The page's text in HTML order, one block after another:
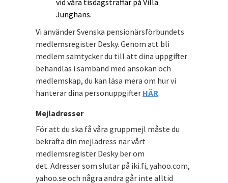
Junghans.
Vi använder Svenska pensionärsförbundets
medlemsregister Desky. Genom att bli
medlem samtycker du till att dina uppgifter
behandlas i samband med ansökan och
medlemskap, du kan läsa mera om hur vi
hanterar dina personuppgifter HÄR.
Mejladresser
För att du ska få våra gruppmejl måste du
bekräfta din mejladress när vårt
medlemsregister Desky ber om
det. Adresser som slutar på iki.fi, yahoo.com,
yahoo.se och några andra går inte alltid